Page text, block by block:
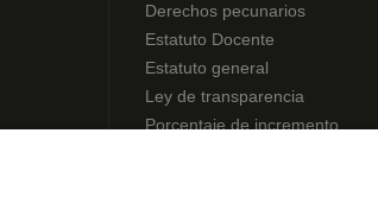
Derechos pecunarios
Estatuto Docente
Estatuto general
Ley de transparencia
Porcentaje de incremento